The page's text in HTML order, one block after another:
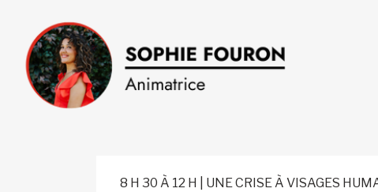
8 H 30 À 12 H | UNE CRISE À VISAGES